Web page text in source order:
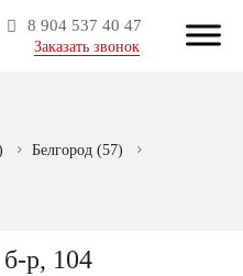
8 904 537 40 47
Заказать звонок
Белгород (57)
р, 104